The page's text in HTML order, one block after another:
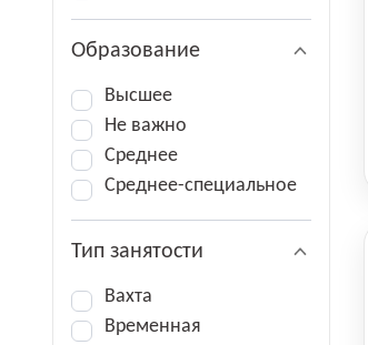
Образование
Высшее
Не важно
Среднее
Среднее-специальное
Тип занятости
Вахта
Временная